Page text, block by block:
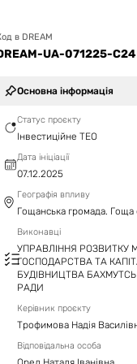
в DREAM
UA-071225-
Основна інформація
Статус проєкту
Інвестиційне ТЕО
Дата ініціації
07.12.2025
Географія впливу
Гощанська громада.
Виконавці
УПРАВЛІННЯ РОЗВИТКУ
ГОСПОДАРСТВА ТА
БУДІВНИЦТВА
РАДИ
Керівник проєкту
Трофимова Надія
Відповідальна особа